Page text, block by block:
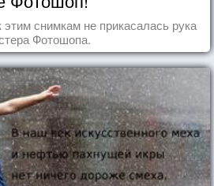
снимкам не прикасалась рука
Фотошопа.